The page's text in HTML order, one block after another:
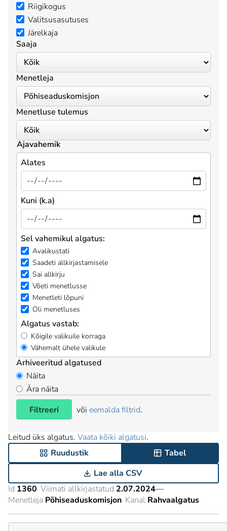
Riigikogus
Valitsusasutuses
Järelkaja
Saaja
Menetleja
Menetluse tulemus
Ajavahemik
Alates
Kuni (k.a)
Sel vahemikul algatus:
Avalikustati
Saadeti allkirjastamisele
Sai allkirju
Võeti menetlusse
Menetleti lõpuni
Oli menetluses
Algatus vastab:
Kõigile valikuile korraga
Vähemalt ühele valikule
Arhiveeritud algatused
Näita
Ära näita
Filtreeri
või eemalda filtrid.
Leitud üks algatus. Vaata kõiki algatusi.
Ruudustik
Tabel
Lae alla CSV
Id 1360 Viimati allkirjastatud 2.07.2024—
Menetleja Põhiseaduskomisjon Kanal Rahvaalgatus